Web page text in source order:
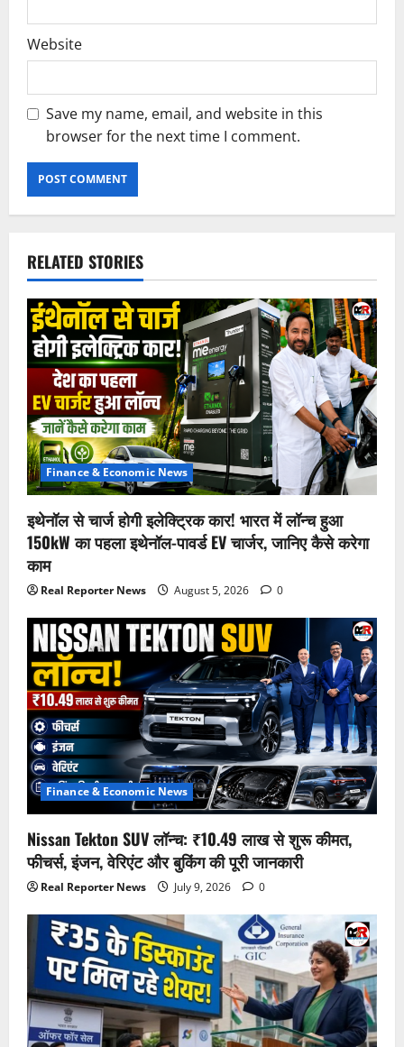
Website
Save my name, email, and website in this
browser for the next time I comment.
RELATED STORIES
Finance & Economic News
इथेनॉल से चार्ज होगी इलेक्ट्रिक कार! भारत में लॉन्च हुआ
150kW का पहला इथेनॉल-पावर्ड EV चार्जर, जानिए कैसे करेगा
काम
Real Reporter News August 5, 2026 0
Finance & Economic News
Nissan Tekton SUV लॉन्च: ₹10.49 लाख से शुरू कीमत,
फीचर्स, इंजन, वेरिएंट और बुकिंग की पूरी जानकारी
Real Reporter News July 9, 2026 0